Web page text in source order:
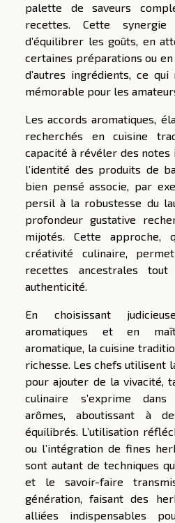
palette de saveurs
recettes. Cette synergie
d’équilibrer les goûts, en
certaines préparations ou
d’autres ingrédients, ce qui
mémorable pour les
Les accords aromatiques,
recherchés en cuisine
capacité à révéler des notes
l’identité des produits de
bien pensé associe, par
persil à la robustesse du
profondeur gustative
mijotés. Cette
créativité culinaire,
recettes ancestrales
authenticité.
En choisissant
aromatiques et en
aromatique, la cuisine
richesse. Les chefs utilisent
pour ajouter de la vivacité,
culinaire s’exprime dans
arômes, aboutissant à
équilibrés. L’utilisation
ou l’intégration de fines
sont autant de techniques
et le savoir-faire
génération, faisant des
alliées indispensables